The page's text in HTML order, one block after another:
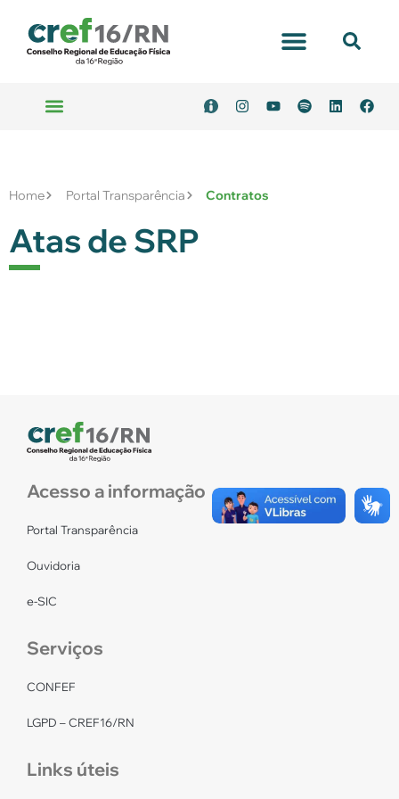
Home Portal Transparência Contratos
Atas de SRP
Acesso a informação
Portal Transparência
Ouvidoria
e-SIC
Serviços
CONFEF
LGPD – CREF16/RN
Links úteis